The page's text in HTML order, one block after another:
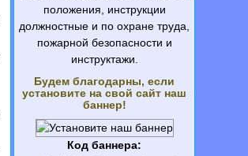
положения, инструкции
должностные и по охране труда,
пожарной безопасности и
инструктажи.
Будем благодарны, если
установите на свой сайт наш
баннер!
Код баннера: